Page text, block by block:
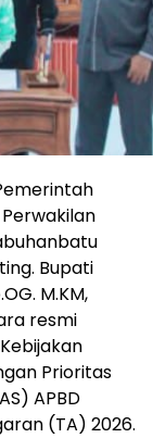
Bupati
M.KM,
resmi
Prioritas
APBD
(TA) 2026.